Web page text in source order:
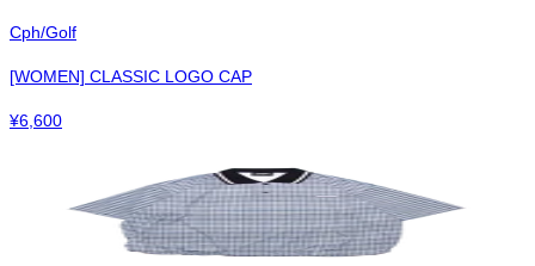
Cph/Golf
[WOMEN] CLASSIC LOGO CAP
¥6,600